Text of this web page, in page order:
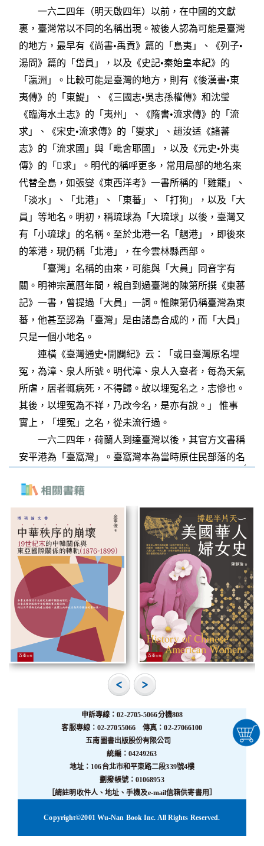
申訴專線：02-2705-5066分機808
客服專線：02-27055066 傳真：02-27066100
五南圖書出版股份有限公司
統編：04249263
地址：106台北市和平東路二段339號4樓
劃撥帳號：01068953
［請註明收件人、地址、手機及e-mail信箱供寄書用］
Copyright©2001 Wu-Nan Book Inc. All Rights Reserved.